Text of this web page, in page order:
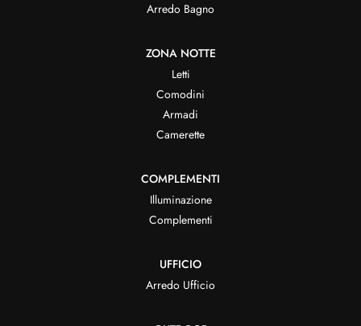
Arredo Bagno
ZONA NOTTE
Letti
Comodini
Armadi
Camerette
COMPLEMENTI
Illuminazione
Complementi
UFFICIO
Arredo Ufficio